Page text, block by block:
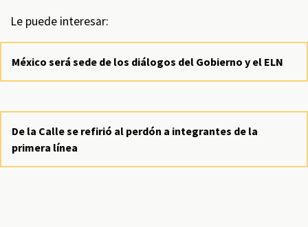
Le puede interesar:
México será sede de los diálogos del Gobierno y el ELN
De la Calle se refirió al perdón a integrantes de la
primera línea